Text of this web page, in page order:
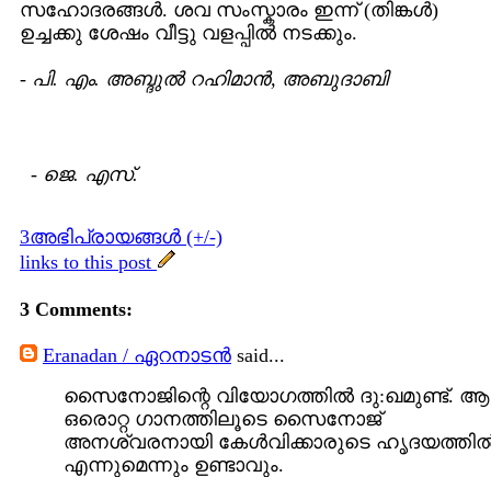
സഹോദരങ്ങള്‍. ശവ സംസ്കാരം ഇന്ന് (തിങ്കള്‍)
ഉച്ചക്കു ശേഷം വീട്ടു വളപ്പില്‍ നടക്കും.
- പി. എം. അബ്ദുല്‍ റഹിമാന്‍, അബുദാബി
- ജെ. എസ്.
3അഭിപ്രായങ്ങള്‍ (+/-)
links to this post
3 Comments:
Eranadan / ഏറനാടന്‍ said...
സൈനോജിന്റെ വിയോഗത്തില്‍ ദു:ഖമുണ്ട്. ആ
ഒരൊറ്റ ഗാനത്തിലൂടെ സൈനോജ്
അനശ്വരനായി കേള്‍വിക്കാരുടെ
എന്നുമെന്നും ഉണ്ടാവും.